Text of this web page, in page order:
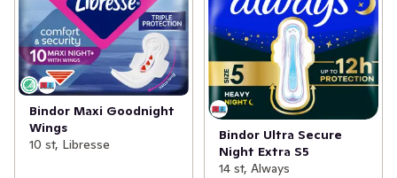
Bindor Maxi Goodnight
Wings
10 st, Libresse
Bindor Ultra Secure
Night Extra S5
14 st, Always